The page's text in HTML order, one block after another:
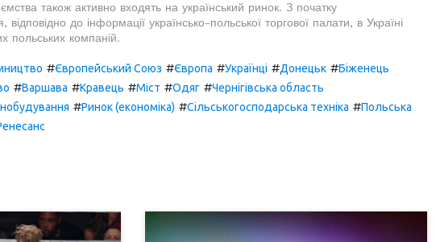
також активно входять на український ринок. З початку
до інформації українсько-польської торгової палати, в Україні
польських компаній.
#Європейський Союз #Європа #Українці #Донецьк #Біженець
#Варшава #Кравець #Міст #Одяг #Чернігівська область
#Ринок (економіка) #Сільськогосподарська техніка #Польська